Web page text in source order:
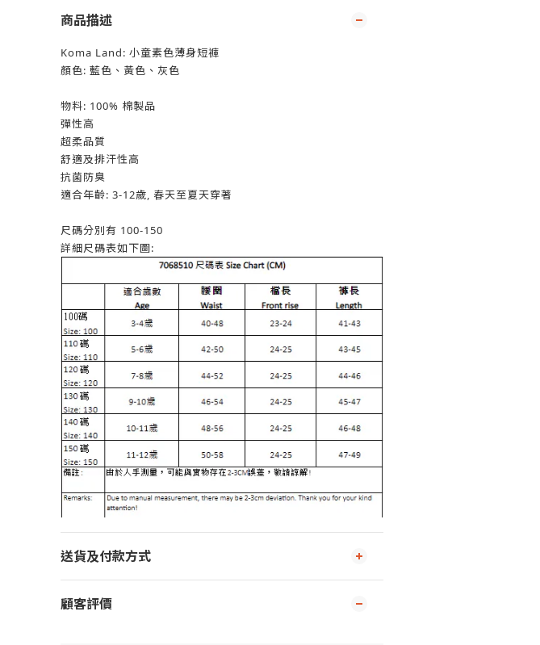
商品描述
Koma Land: 小童素色薄身短褲
顏色: 藍色、黃色、灰色
物料: 100% 棉製品
彈性高
超柔品質
舒適及排汗性高
抗菌防臭
適合年齡: 3-12歲, 春天至夏天穿著
尺碼分別有 100-150
詳細尺碼表如下圖:
送貨及付款方式
顧客評價